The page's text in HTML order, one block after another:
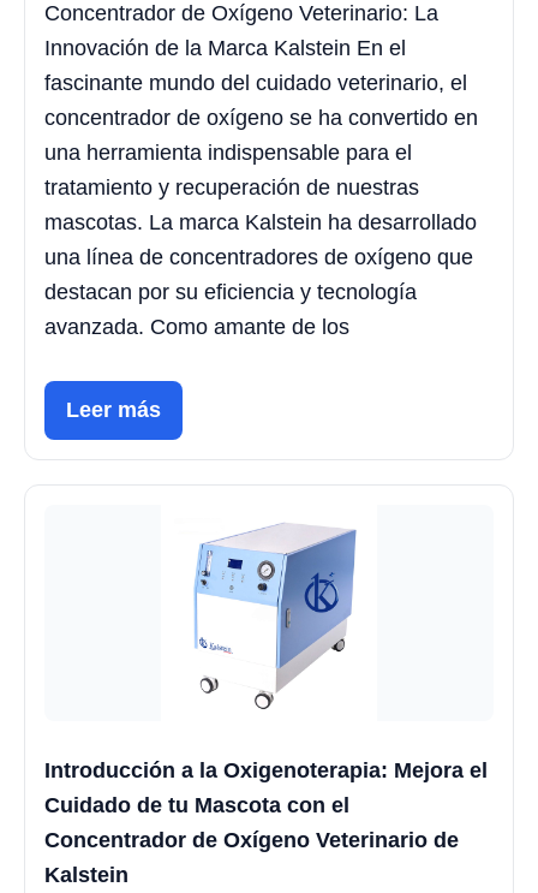
Concentrador de Oxígeno Veterinario: La
Innovación de la Marca Kalstein En el
fascinante mundo del cuidado veterinario, el
concentrador de oxígeno se ha convertido en
una herramienta indispensable para el
tratamiento y recuperación de nuestras
mascotas. La marca Kalstein ha desarrollado
una línea de concentradores de oxígeno que
destacan por su eficiencia y tecnología
avanzada. Como amante de los
Leer más
Introducción a la Oxigenoterapia: Mejora el
Cuidado de tu Mascota con el
Concentrador de Oxígeno Veterinario de
Kalstein